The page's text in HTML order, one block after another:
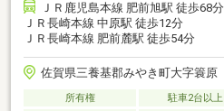
ＪＲ鹿児島本線 肥前旭駅 徒歩68分
ＪＲ長崎本線 中原駅 徒歩12分
ＪＲ長崎本線 肥前麓駅 徒歩54分
佐賀県三養基郡みやき町大字簑原
所有権 駐車2台以上